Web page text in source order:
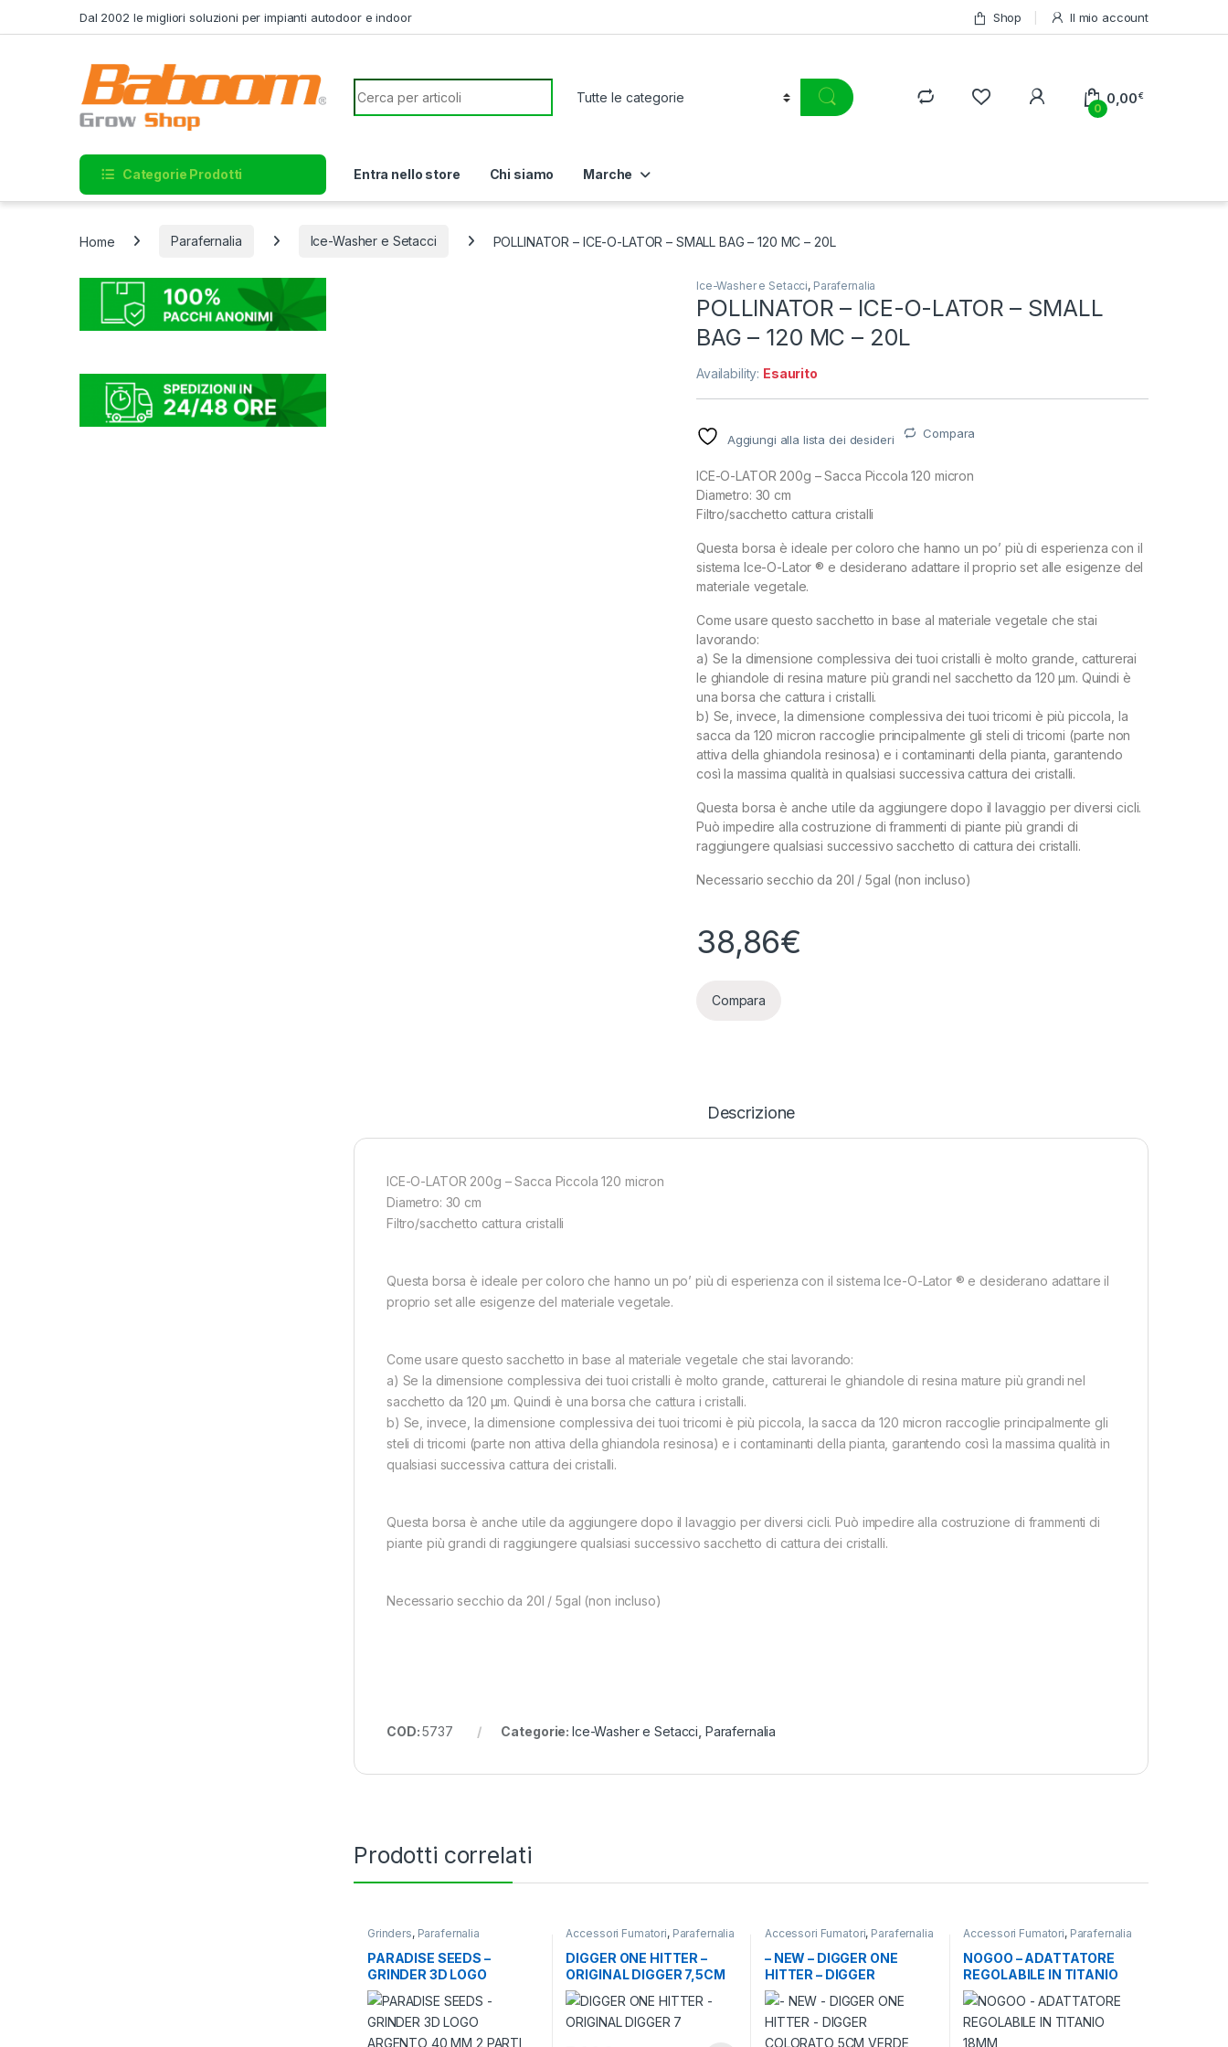
Dal 2002 le migliori soluzioni per impianti autodoor e indoor Shop Il mio account
Search for:
0
0,00€
Categorie Prodotti Entra nello store Chi siamo Marche
Home Parafernalia Ice-Washer e Setacci POLLINATOR – ICE-O-LATOR – SMALL BAG – 120 MC – 20L
Ice-Washer e Setacci, Parafernalia
POLLINATOR – ICE-O-LATOR – SMALL
BAG – 120 MC – 20L
Availability: Esaurito
Aggiungi alla lista dei desideri Compara
ICE-O-LATOR 200g – Sacca Piccola 120 micron
Diametro: 30 cm
Filtro/sacchetto cattura cristalli
Questa borsa è ideale per coloro che hanno un po’ più di esperienza con il
sistema Ice-O-Lator ® e desiderano adattare il proprio set alle esigenze del
materiale vegetale.
Come usare questo sacchetto in base al materiale vegetale che stai
lavorando:
a) Se la dimensione complessiva dei tuoi cristalli è molto grande, catturerai
le ghiandole di resina mature più grandi nel sacchetto da 120 µm. Quindi è
una borsa che cattura i cristalli.
b) Se, invece, la dimensione complessiva dei tuoi tricomi è più piccola, la
sacca da 120 micron raccoglie principalmente gli steli di tricomi (parte non
attiva della ghiandola resinosa) e i contaminanti della pianta, garantendo
così la massima qualità in qualsiasi successiva cattura dei cristalli.
Questa borsa è anche utile da aggiungere dopo il lavaggio per diversi cicli.
Può impedire alla costruzione di frammenti di piante più grandi di
raggiungere qualsiasi successivo sacchetto di cattura dei cristalli.
Necessario secchio da 20l / 5gal (non incluso)
38,86€
Compara
Descrizione
ICE-O-LATOR 200g – Sacca Piccola 120 micron
Diametro: 30 cm
Filtro/sacchetto cattura cristalli
Questa borsa è ideale per coloro che hanno un po’ più di esperienza con il sistema Ice-O-Lator ® e desiderano adattare il
proprio set alle esigenze del materiale vegetale.
Come usare questo sacchetto in base al materiale vegetale che stai lavorando:
a) Se la dimensione complessiva dei tuoi cristalli è molto grande, catturerai le ghiandole di resina mature più grandi nel
sacchetto da 120 µm. Quindi è una borsa che cattura i cristalli.
b) Se, invece, la dimensione complessiva dei tuoi tricomi è più piccola, la sacca da 120 micron raccoglie principalmente gli
steli di tricomi (parte non attiva della ghiandola resinosa) e i contaminanti della pianta, garantendo così la massima qualità in
qualsiasi successiva cattura dei cristalli.
Questa borsa è anche utile da aggiungere dopo il lavaggio per diversi cicli. Può impedire alla costruzione di frammenti di
piante più grandi di raggiungere qualsiasi successivo sacchetto di cattura dei cristalli.
Necessario secchio da 20l / 5gal (non incluso)
COD:5737 Categorie: Ice-Washer e Setacci Parafernalia
Prodotti correlati
Grinders, Parafernalia
PARADISE SEEDS –
GRINDER 3D LOGO
ARGENTO 40 MM 2 PARTI
Accessori Fumatori, Parafernalia
DIGGER ONE HITTER –
ORIGINAL DIGGER 7,5CM
Accessori Fumatori, Parafernalia
– NEW – DIGGER ONE
HITTER – DIGGER
COLORATO 5CM VERDE
Accessori Fumatori, Parafernalia
NOGOO – ADATTATORE
REGOLABILE IN TITANIO
18MM